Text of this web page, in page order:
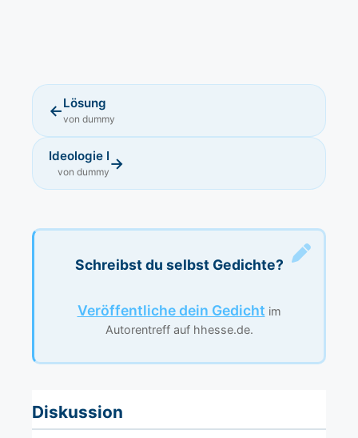
←Lösung
von dummy
Ideologie I
von dummy →
Schreibst du selbst Gedichte?
Veröffentliche dein Gedicht im
Autorentreff auf hhesse.de.
Diskussion